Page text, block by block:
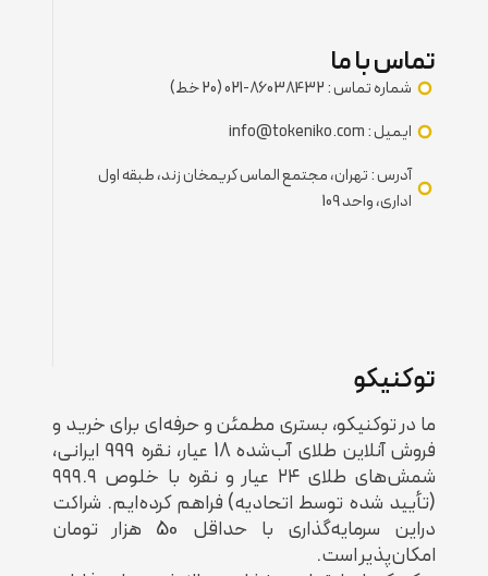
تماس با ما
شماره تماس : 86038432-021 (20 خط)
ایمیل : info@tokeniko.com
آدرس : تهران، مجتمع الماس کریمخان زند، طبقه اول
اداری، واحد 109
توکنیکو
ما در توکنیکو، بستری مطمئن و حرفه‌ای برای خرید و
فروش آنلاین طلای آب‌شده 18 عیار، نقره 999 ایرانی،
شمش‌های طلای ۲۴ عیار و نقره با خلوص ۹۹۹.۹
(تأیید شده توسط اتحادیه) فراهم کرده‌ایم. شراکت
دراین سرمایه‌‌گذاری با حداقل 50 هزار تومان
امکان‌پذیر است.